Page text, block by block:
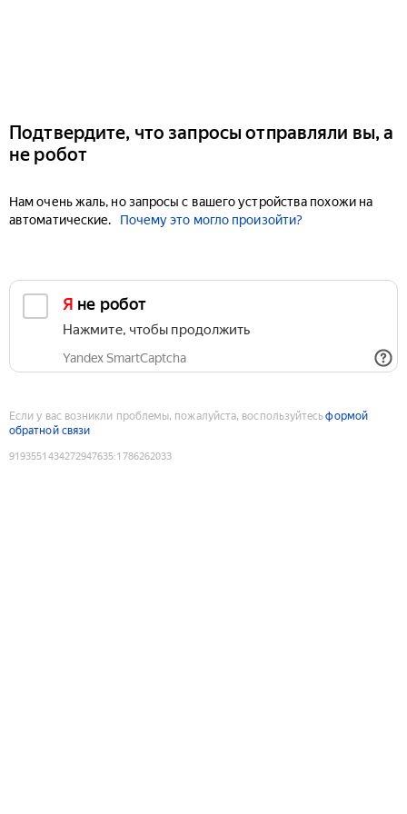
Подтвердите, что запросы отправляли вы, а
не робот
Нам очень жаль, но запросы с вашего устройства похожи на
автоматические.
Почему это могло произойти?
Я не робот
Нажмите, чтобы продолжить
Yandex SmartCaptcha
Если у вас возникли проблемы, пожалуйста, воспользуйтесьформой
обратной связи
9193551434272947635:1786262033